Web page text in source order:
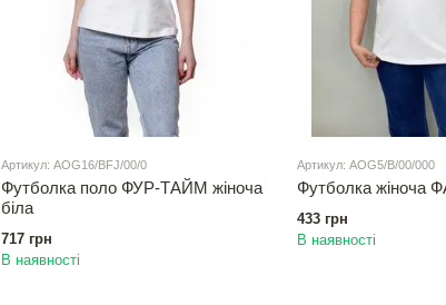
Артикул: АOG16/BFJ/00/0
Футболка поло ФУР-ТАЙМ жіноча
біла
717 грн
В наявності
Артикул: АOG5/B/00/000
Футболка жіноча
433 грн
В наявності